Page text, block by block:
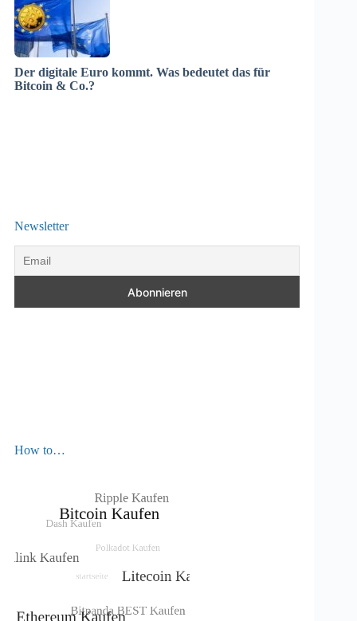
Der digitale Euro kommt. Was bedeutet das für
Bitcoin & Co.?
Newsletter
How to…